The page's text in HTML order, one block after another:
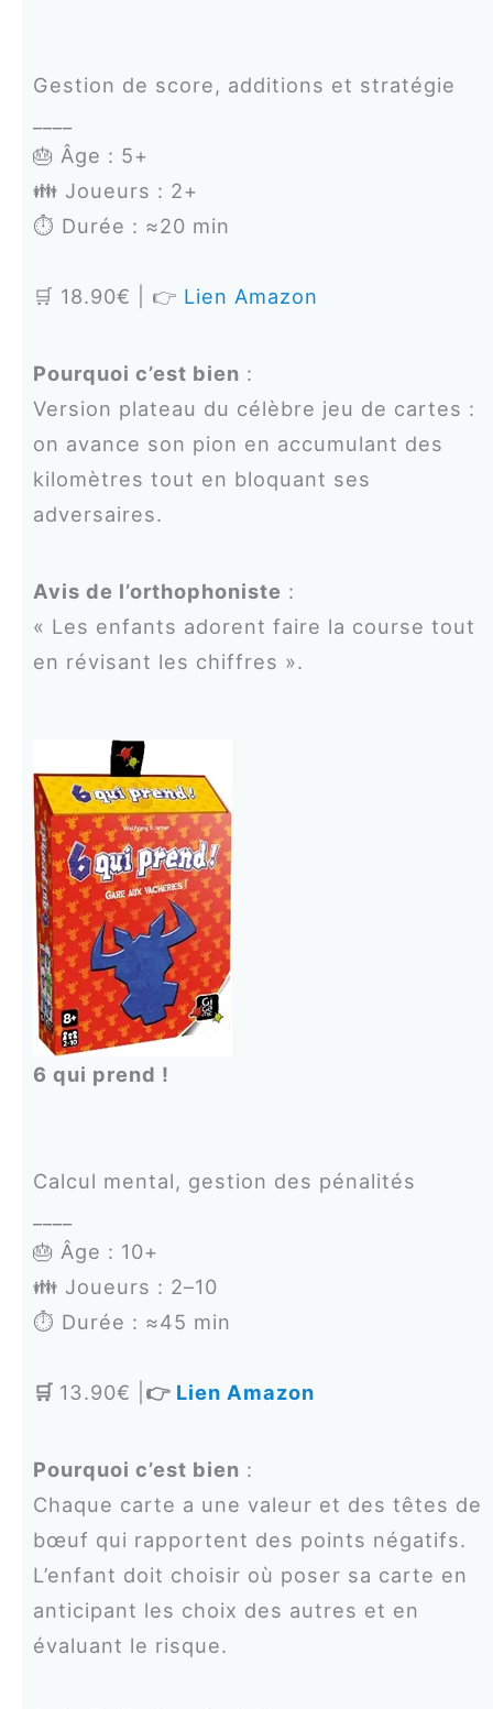
Gestion de score, additions et stratégie
🎂 Âge : 5+
👪 Joueurs : 2+
⏱️ Durée : ≈20 min
🛒 18.90€ | 👉 Lien Amazon
Pourquoi c’est bien :
Version plateau du célèbre jeu de cartes :
on avance son pion en accumulant des
kilomètres tout en bloquant ses
adversaires.
Avis de l’orthophoniste :
« Les enfants adorent faire la course tout
en révisant les chiffres ».
6 qui prend !
Calcul mental, gestion des pénalités
🎂 Âge : 10+
👪 Joueurs : 2–10
⏱️ Durée : ≈45 min
🛒 13.90€ | 👉Lien Amazon
Pourquoi c’est bien :
Chaque carte a une valeur et des têtes de
bœuf qui rapportent des points négatifs.
L’enfant doit choisir où poser sa carte en
anticipant les choix des autres et en
évaluant le risque.